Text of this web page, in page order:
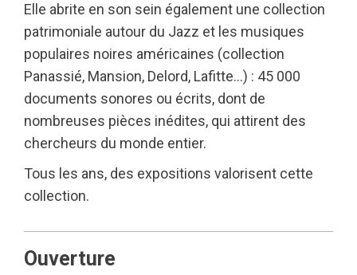
Elle abrite en son sein également une collection
patrimoniale autour du Jazz et les musiques
populaires noires américaines (collection
Panassié, Mansion, Delord, Lafitte…) : 45 000
documents sonores ou écrits, dont de
nombreuses pièces inédites, qui attirent des
chercheurs du monde entier.
Tous les ans, des expositions valorisent cette
collection.
Ouverture